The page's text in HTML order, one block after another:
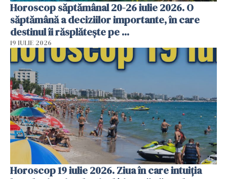
Horoscop săptămânal 20-26 iulie 2026. O
săptămână a deciziilor importante, în care
destinul îi răsplătește pe ...
19 IULIE 2026
Horoscop 19 iulie 2026. Ziua în care intuiția